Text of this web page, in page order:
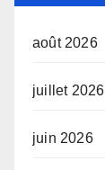
août 2026
juillet 2026
juin 2026